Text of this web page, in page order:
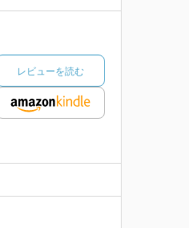
レビューを読む